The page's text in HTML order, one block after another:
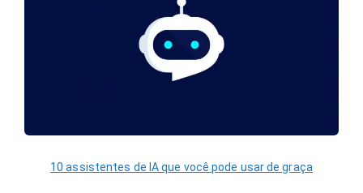
10 assistentes de IA que você pode usar de graça